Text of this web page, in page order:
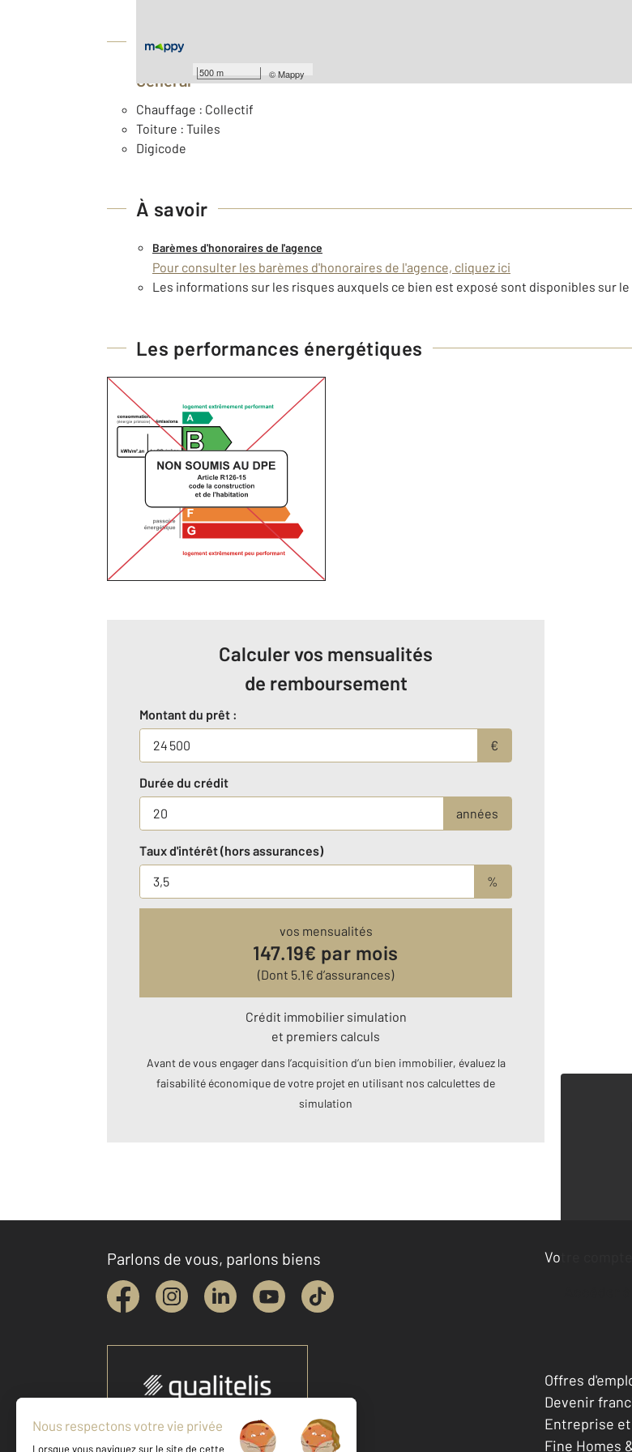
500 m ©Mappy
Équipements
Général
Chauffage : Collectif
Toiture : Tuiles
Digicode
À savoir
Barèmes d'honoraires de l'agence
Pour consulter les barèmes d'honoraires de l'agence, cliquez ici
Les informations sur les risques auxquels ce bien est exposé sont disponibles sur
Les performances énergétiques
Calculer vos mensualités
de remboursement
Montant du prêt :
€
Durée du crédit
années
Taux d'intérêt (hors assurances)
%
vos mensualités
147.19€ par mois
(Dont 5.1€ d’assurances)
Crédit immobilier simulation
et premiers calculs
Avant de vous engager dans l’acquisition d’un bien immobilier, évaluez la
faisabilité économique de votre projet en utilisant nos calculettes de
simulation
Parlons de vous, parlons biens
Votre compte :
Accéder
Votre agence est notée
Offres
Devenir
Entreprise
Fine Homes